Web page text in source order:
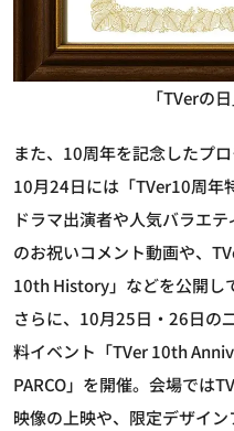
「TVerの
また、10周年を記念したプ
10月24日には「TVer10周年
ドラマ出演者や人気バラエ
のお祝いコメント動画や、
10th History」などを公開し
さらに、10月25日・26日の
料イベント「TVer 10th
PARCO」を開催。会場では
映像の上映や、限定デザイ